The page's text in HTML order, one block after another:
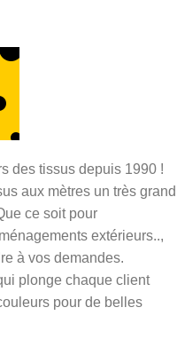
des tissus depuis 1990 !
aux mètres un très grand
ce soit pour
extérieurs..,
à vos demandes.
plonge chaque client
pour de belles